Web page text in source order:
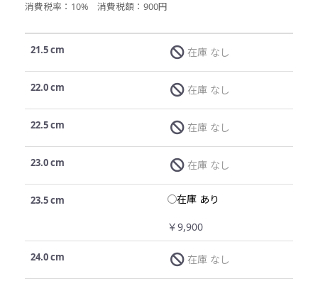
消費税率：10%
消費税額：900円
21.5 cm 在庫 なし
22.0 cm 在庫 なし
22.5 cm 在庫 なし
23.0 cm 在庫 なし
23.5 cm 在庫 あり
￥9,900
24.0 cm 在庫 なし